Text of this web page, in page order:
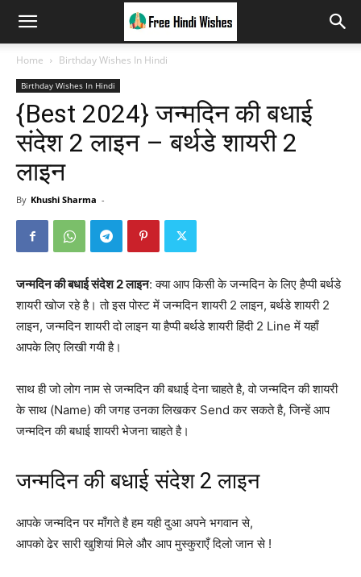
Home Birthday Wishes In Hindi
Birthday Wishes In Hindi
{Best 2024} जन्मदिन की बधाई
संदेश 2 लाइन – बर्थडे शायरी 2
लाइन
By Khushi Sharma -
जन्मदिन की बधाई संदेश 2 लाइन: क्या आप किसी के जन्मदिन के लिए हैप्पी बर्थडे
शायरी खोज रहे है। तो इस पोस्ट में जन्मदिन शायरी 2 लाइन, बर्थडे शायरी 2
लाइन, जन्मदिन शायरी दो लाइन या हैप्पी बर्थडे शायरी हिंदी 2 Line में यहाँ
आपके लिए लिखी गयी है।
साथ ही जो लोग नाम से जन्मदिन की बधाई देना चाहते है, वो जन्मदिन की शायरी
के साथ (Name) की जगह उनका लिखकर Send कर सकते है, जिन्हें आप
जन्मदिन की बधाई शायरी भेजना चाहते है।
जन्मदिन की बधाई संदेश 2 लाइन
आपके जन्मदिन पर माँगते है हम यही दुआ अपने भगवान से,
आपको ढेर सारी खुशियां मिले और आप मुस्कुराएँ दिलो जान से !